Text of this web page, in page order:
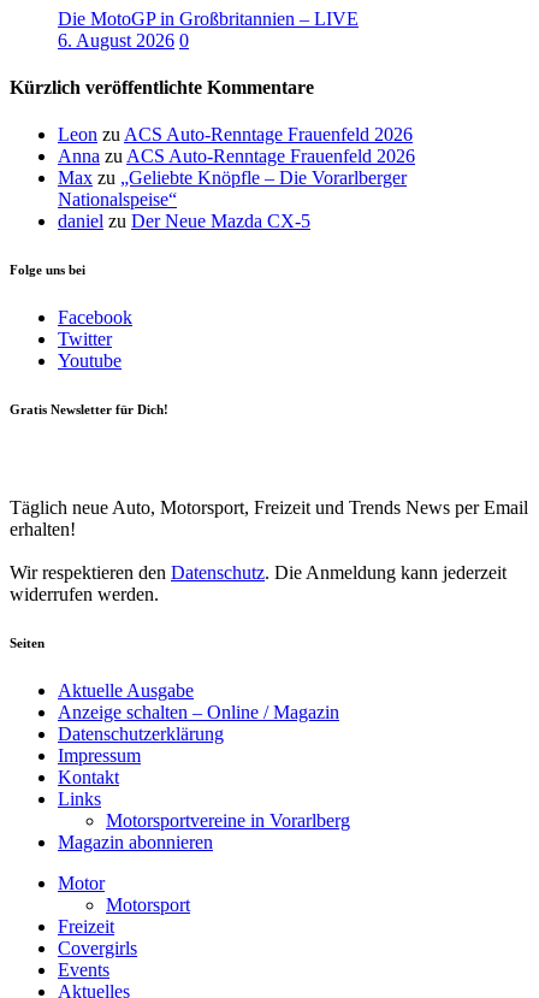
Die MotoGP in Großbritannien – LIVE
6. August 2026 0
Kürzlich veröffentlichte Kommentare
Leon zu ACS Auto-Renntage Frauenfeld 2026
Anna zu ACS Auto-Renntage Frauenfeld 2026
Max zu „Geliebte Knöpfle – Die Vorarlberger
Nationalspeise“
daniel zu Der Neue Mazda CX-5
Folge uns bei
Facebook
Twitter
Youtube
Gratis Newsletter für Dich!
Täglich neue Auto, Motorsport, Freizeit und Trends News per Email
erhalten!
Wir respektieren den Datenschutz. Die Anmeldung kann jederzeit
widerrufen werden.
Seiten
Aktuelle Ausgabe
Anzeige schalten – Online / Magazin
Datenschutzerklärung
Impressum
Kontakt
Links
Motorsportvereine in Vorarlberg
Magazin abonnieren
Motor
Motorsport
Freizeit
Covergirls
Events
Aktuelles